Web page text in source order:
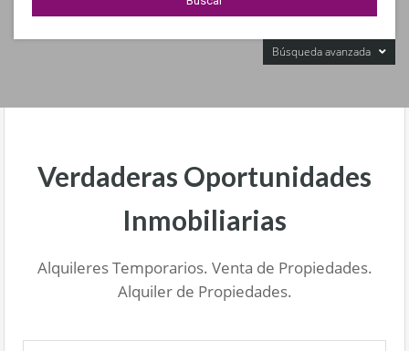
Búsqueda avanzada
Verdaderas Oportunidades
Inmobiliarias
Alquileres Temporarios. Venta de Propiedades.
Alquiler de Propiedades.